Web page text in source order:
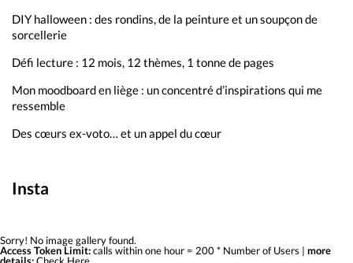
DIY halloween : des rondins, de la peinture et un soupçon de
sorcellerie
Défi lecture : 12 mois, 12 thèmes, 1 tonne de pages
Mon moodboard en liège : un concentré d’inspirations qui me
ressemble
Des cœurs ex-voto… et un appel du cœur
Insta
Sorry! No image gallery found.
Access Token Limit:calls within one hour = 200 * Number of Users | more